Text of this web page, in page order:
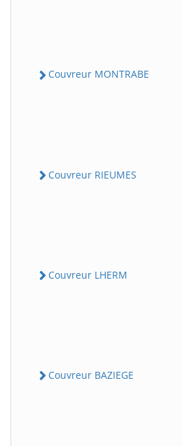
Couvreur MONTRABE
Couvreur RIEUMES
Couvreur LHERM
Couvreur BAZIEGE